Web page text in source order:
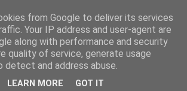
Toiveita
] [ Tuunaa ] [ Haaveilee ] [ Reissaa ]
from Google to deliver its services
Your IP address and user-agent are
along with performance and security
quality of service, generate usage
and address abuse.
LEARN MORE GOT IT